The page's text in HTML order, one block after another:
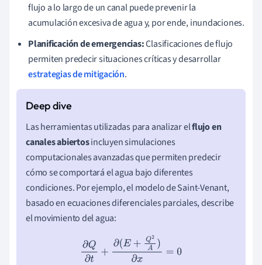
flujo a lo largo de un canal puede prevenir la
acumulación excesiva de agua y, por ende, inundaciones.
Planificación de emergencias:Clasificaciones de flujo
permiten predecir situaciones críticas y desarrollar
estrategias de mitigación.
Las herramientas utilizadas para analizar elflujo en
canales abiertosincluyen simulaciones
computacionales avanzadas que permiten predecir
cómo se comportará el agua bajo diferentes
condiciones. Por ejemplo, el modelo de Saint-Venant,
basado en ecuaciones diferenciales parciales, describe
el movimiento del agua:
∂
+∂(E+Q2 A)∂x=